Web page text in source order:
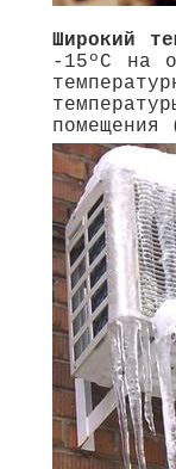
Широкий
-15ºС на
помещения